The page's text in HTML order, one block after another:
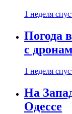
1 неделя
Погода
с
1 неделя
На
Одессе